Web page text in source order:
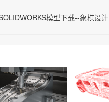
模型下载--象棋设计